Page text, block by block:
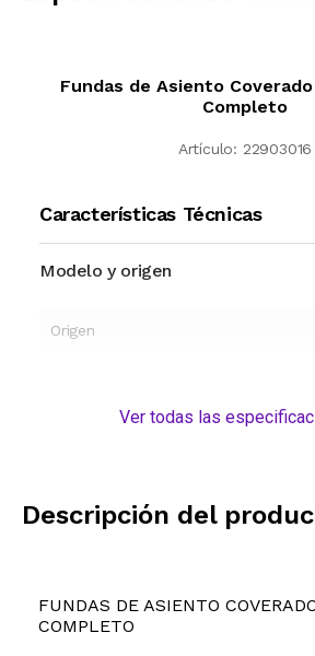
Fundas de Asiento Coverado
Completo
Artículo: 22903016
Características Técnicas
Modelo y origen
Origen
Ver todas las
Descripción del
FUNDAS DE ASIENTO
COMPLETO